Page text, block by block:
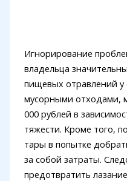
Игнорирование
владельца
пищевых отравлений у
мусорными отходами,
000 рублей в
тяжести. Кроме того,
тары в попытке
за собой затраты.
предотвратить